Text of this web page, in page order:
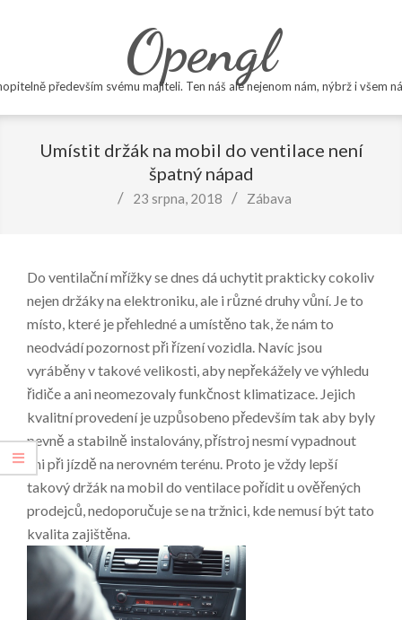
Opengl
především svému majiteli. Ten náš ale nejenom nám, nýbrž i všem
NavigationUmístit držák na mobil do ventilace není
špatný nápad
23 srpna, 2018 Zábava
Do ventilační mřížky se dnes dá uchytit prakticky cokoliv
nejen držáky na elektroniku, ale i různé druhy vůní. Je to
místo, které je přehledné a umístěno tak, že nám to
neodvádí pozornost při řízení vozidla. Navíc jsou
vyráběny v takové velikosti, aby nepřekážely ve výhledu
řidiče a ani neomezovaly funkčnost klimatizace. Jejich
kvalitní provedení je uzpůsobeno především tak aby byly
pevně a stabilně instalovány, přístroj nesmí vypadnout
ani při jízdě na nerovném terénu. Proto je vždy lepší
takovýdržák na mobil do ventilacepořídit u ověřených
prodejců, nedoporučuje se na tržnici, kde nemusí být tato
kvalita zajištěna.